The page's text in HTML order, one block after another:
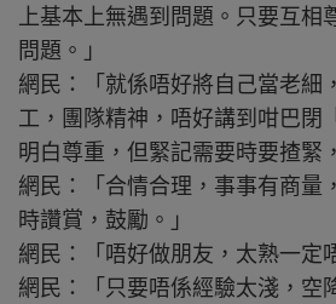
上基本上無遇到問題。只要互相
問題。」
網民：「就係唔好將自己當老細
工，團隊精神，唔好講到咁巴閉
明白尊重，但緊記需要時要揸緊
網民：「合情合理，事事有商量
時讚賞，鼓勵。」
網民：「唔好做朋友，太熟一定
網民：「只要唔係經驗太淺，空